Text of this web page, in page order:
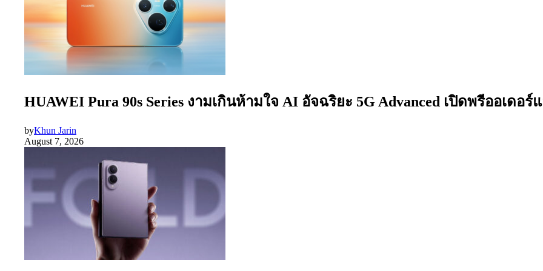
HUAWEI Pura 90s Series งามเกินห้ามใจ AI อัจฉริยะ 5G Advanced เปิดพรีออเดอร์
byKhun Jarin
August 7, 2026